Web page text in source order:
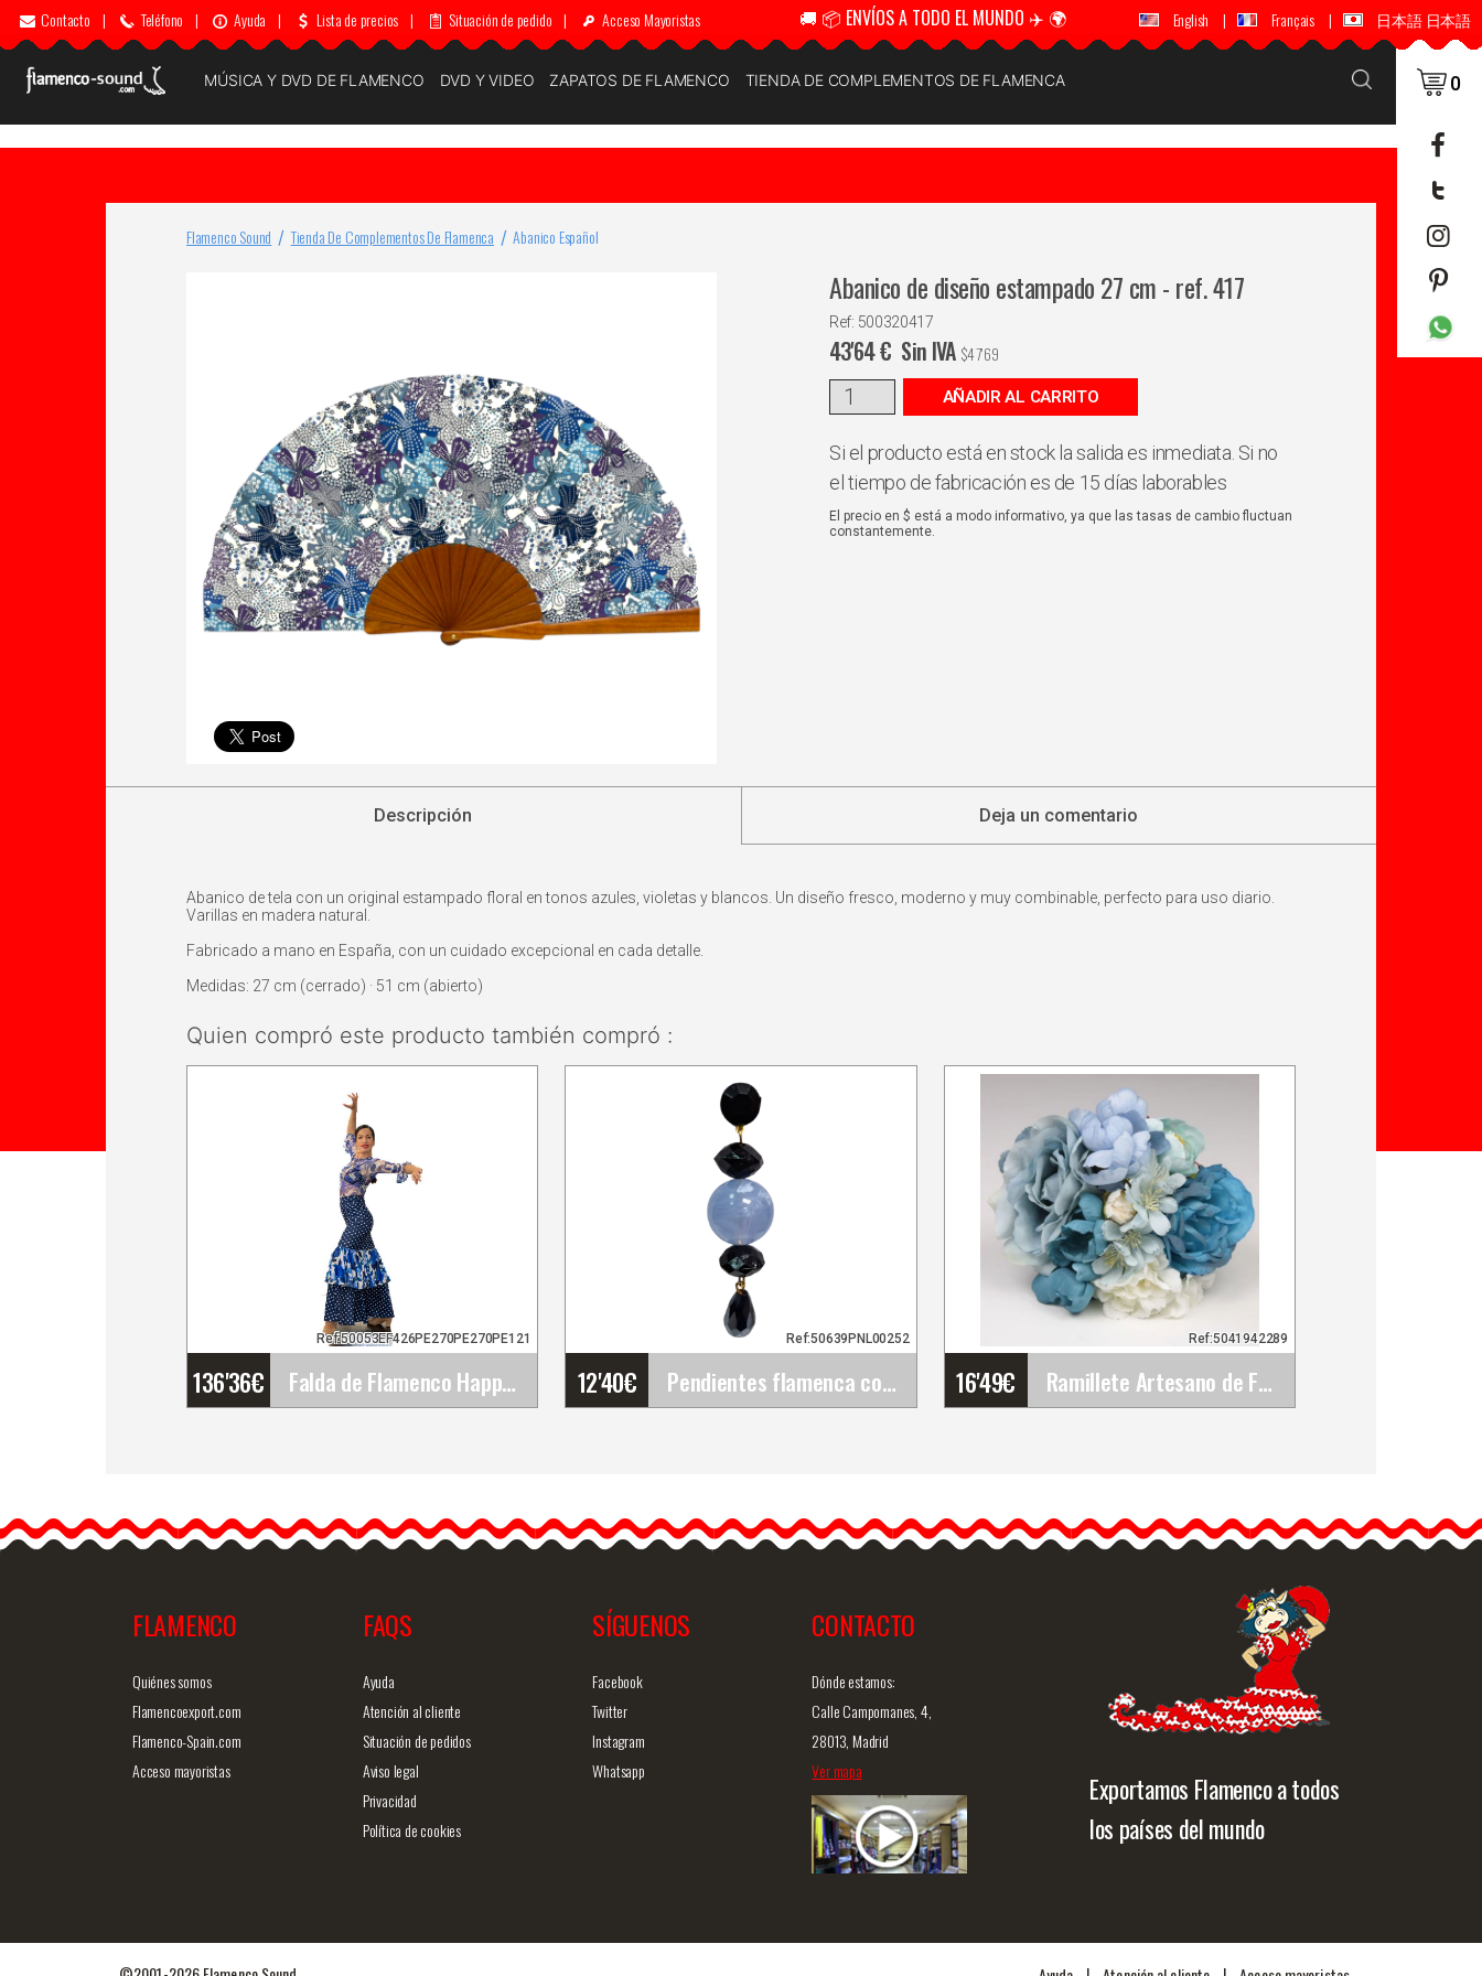
Contacto | Teléfono | Ayuda | Lista de precios | Situación de pedido | Acceso Mayoristas 🚚 📦 ENVÍOS A TODO EL MUNDO ✈️ 🌍 🚚 📦 ENVÍOS A TODO EL MUNDO ✈️ 🌍
English | Français | 日本語 日本語
MÚSICA Y DVD DE FLAMENCO DVD Y VIDEO ZAPATOS DE FLAMENCO TIENDA DE COMPLEMENTOS DE FLAMENCA 0
Flamenco Sound Tienda De Complementos De Flamenca Abanico Español
Abanico de diseño estampado 27 cm - ref. 417
Ref: 500320417
43'64€ Sin IVA $47'69
AÑADIR AL CARRITO
Si el producto está en stock la salida es inmediata. Si no
el tiempo de fabricación es de 15 días laborables
El precio en $ está a modo informativo, ya que las tasas de cambio fluctuan
constantemente.
Descripción Deja un comentario
Abanico de tela con un original estampado floral en tonos azules, violetas y blancos. Un diseño fresco, moderno y muy combinable, perfecto para uso diario.
Varillas en madera natural.
Fabricado a mano en España, con un cuidado excepcional en cada detalle.
Medidas: 27 cm (cerrado) · 51 cm (abierto)
Quien compró este producto también compró :
136'36€ Falda de Flamenco Happy Dance. Ref.&hellip;
Ref:50053EF426PE270PE270PE121
EF426PE270PE270PE121
La falda de flamenco de
12'40€ Pendientes flamenca con caída larga azul&hellip;
Ref:50639PNL00252
y negro
Pendientes con caída larga
16'49€ Ramillete Artesano de Flores Flamenca para Feria.&hellip;
Ref:5041942289
Feria. Ref. 42289L
os ramilletes de flores
Vista rápida
FLAMENCO
Quiénes somos
Flamencoexport.com
Flamenco-Spain.com
Acceso mayoristas
FAQS
Ayuda
Atención al cliente
Situación de pedidos
Aviso legal
Privacidad
Política de cookies
SÍGUENOS
Facebook
Twitter
Instagram
Whatsapp
CONTACTO
Dónde estamos:
Calle Campomanes, 4,
28013, Madrid
Ver mapa
Exportamos Flamenco a todos
los países del mundo